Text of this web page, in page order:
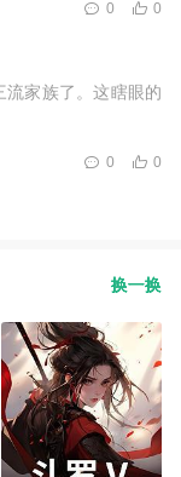
0
0
家族了。这瞎眼的
0
0
换一换